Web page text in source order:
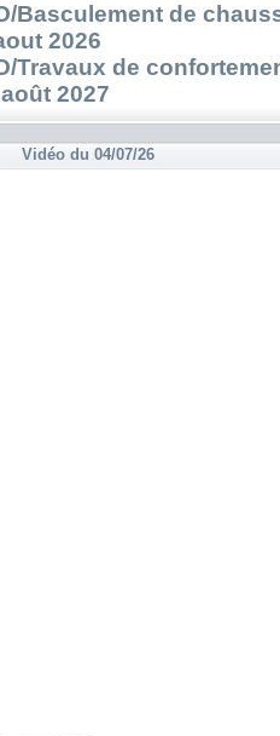
Basculement de
2026
Travaux de
2027
Vidéo du 04/07/26